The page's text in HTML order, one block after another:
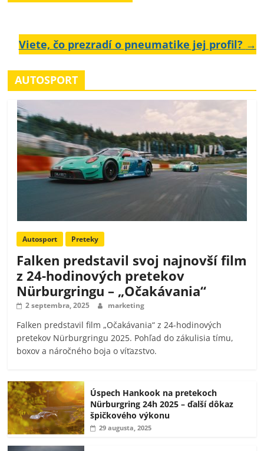
Viete, čo prezradí o pneumatike jej profil? →
AUTOSPORT
Autosport Preteky
Falken predstavil svoj najnovší film
z 24-hodinových pretekov
Nürburgringu – „Očakávania“
2 septembra, 2025 marketing
Falken predstavil film „Očakávania“ z 24-hodinových
pretekov Nürburgringu 2025. Pohľad do zákulisia tímu,
boxov a náročného boja o víťazstvo.
Úspech Hankook na pretekoch
Nürburgring 24h 2025 – ďalší dôkaz
špičkového výkonu
29 augusta, 2025